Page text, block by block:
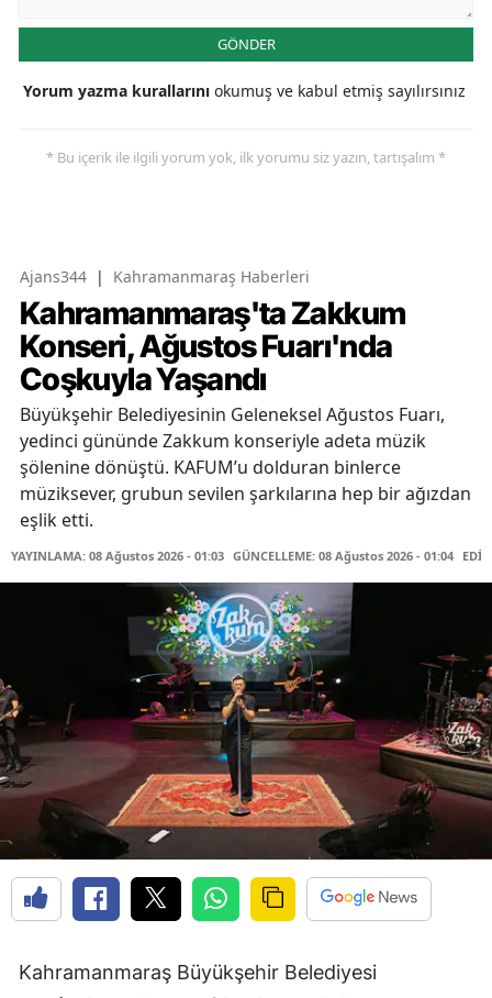
GÖNDER
Yorum yazma kurallarını okumuş ve kabul etmiş sayılırsınız
* Bu içerik ile ilgili yorum yok, ilk yorumu siz yazın, tartışalım *
Ajans344 | Kahramanmaraş Haberleri
Kahramanmaraş'ta Zakkum
Konseri, Ağustos Fuarı'nda
Coşkuyla Yaşandı
Büyükşehir Belediyesinin Geleneksel Ağustos Fuarı,
yedinci gününde Zakkum konseriyle adeta müzik
şölenine dönüştü. KAFUM’u dolduran binlerce
müziksever, grubun sevilen şarkılarına hep bir ağızdan
eşlik etti.
YAYINLAMA: 08 Ağustos 2026 - 01:03 GÜNCELLEME: 08 Ağustos 2026 - 01:04
Kahramanmaraş Büyükşehir Belediyesi